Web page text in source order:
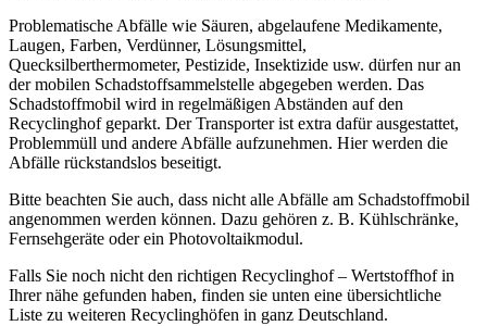
Problematische Abfälle wie Säuren, abgelaufene Medikamente,
Laugen, Farben, Verdünner, Lösungsmittel,
Quecksilberthermometer, Pestizide, Insektizide usw. dürfen nur an
der mobilen Schadstoffsammelstelle abgegeben werden. Das
Schadstoffmobil wird in regelmäßigen Abständen auf den
Recyclinghof geparkt. Der Transporter ist extra dafür ausgestattet,
Problemmüll und andere Abfälle aufzunehmen. Hier werden die
Abfälle rückstandslos beseitigt.
Bitte beachten Sie auch, dass nicht alle Abfälle am Schadstoffmobil
angenommen werden können. Dazu gehören z. B. Kühlschränke,
Fernsehgeräte oder ein Photovoltaikmodul.
Falls Sie noch nicht den richtigen Recyclinghof – Wertstoffhof in
Ihrer nähe gefunden haben, finden sie unten eine übersichtliche
Liste zu weiteren Recyclinghöfen in ganz Deutschland.